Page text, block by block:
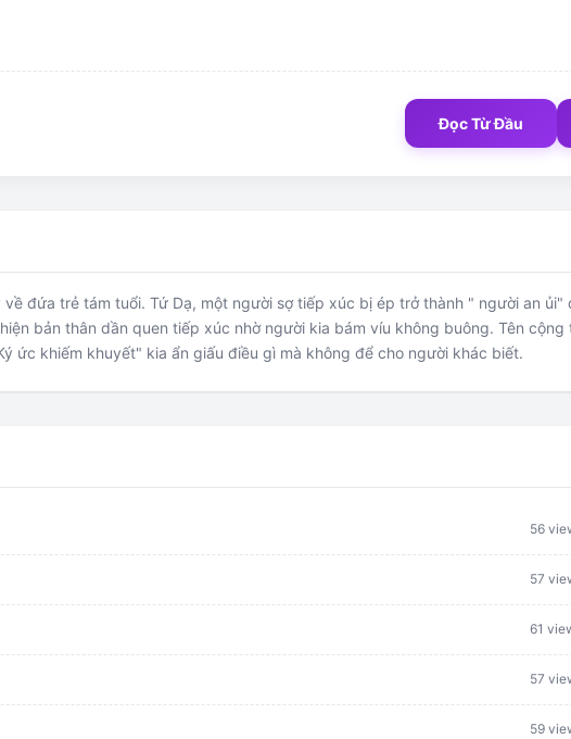
Đọc Từ Đầu
đứa trẻ tám tuổi. Tứ Dạ, một người sợ tiếp xúc bị ép trở thành " người an ủi"
bản thân dần quen tiếp xúc nhờ người kia bám víu không buông. Tên
ức khiếm khuyết" kia ẩn giấu điều gì mà không để cho người khác biết.
56
57
61
57
59